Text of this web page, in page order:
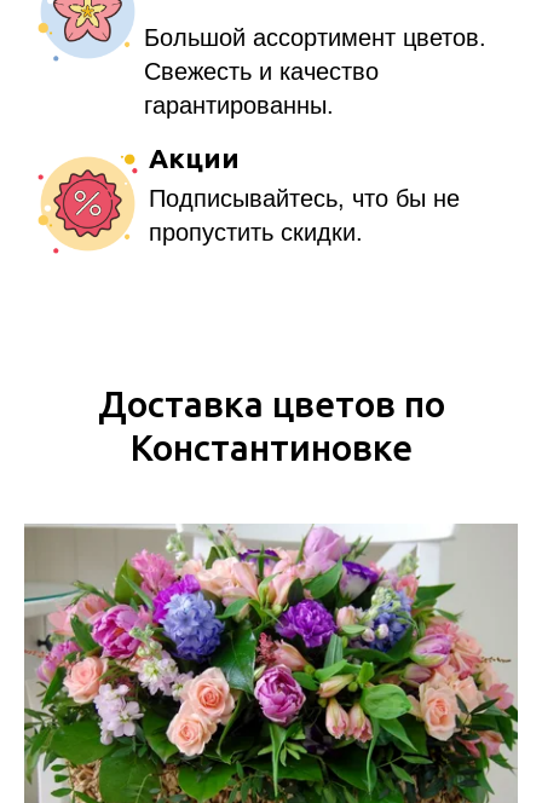
Доставка цветов по
Константиновке
Города доставки цветов